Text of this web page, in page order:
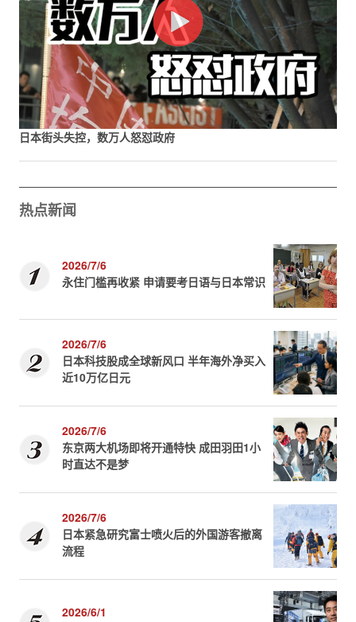
日本街头失控，数万人怒怼政府
热点新闻
2026/7/6
永住门槛再收紧 申请要考日语与日本常识
2026/7/6
日本科技股成全球新风口 半年海外净买入
近10万亿日元
2026/7/6
东京两大机场即将开通特快 成田羽田1小
时直达不是梦
2026/7/6
日本紧急研究富士喷火后的外国游客撤离
流程
2026/6/1